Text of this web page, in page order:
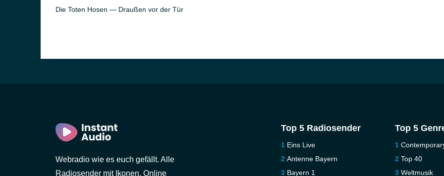
Die Toten Hosen — Draußen vor der Tür
Webradio wie es euch gefällt. Alle
Radiosender mit Ikonen. Online
Top 5 Radiosender
Eins Live
Antenne Bayern
Bayern 1
Top 5
Top 40
Weltmusik